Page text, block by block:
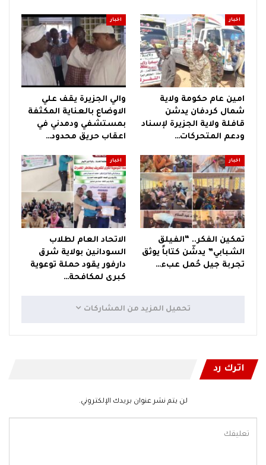
اخبار
امين عام حكومة ولاية
شمال كردفان يدشن
قافلة ولاية الجزيرة لإسناد
ودعم المتحركات…
اخبار
والي الجزيرة يقف علي
الاوضاع بالعناية المكثفة
بمستشفي ودمدني في
اعقاب حريق محدود…
اخبار
تمكين الفكر.. “الفيلق
الشبابي” يدشّن كتاباً يوثق
تجربة جيل حُمل عبء…
اخبار
الاتحاد العام لطلاب
السودانين بولاية شرق
دارفور يقود حملة توعوية
كبرى لمكافحة…
تحميل المزيد من المشاركات
اترك رد
لن يتم نشر عنوان بريدك الإلكتروني.